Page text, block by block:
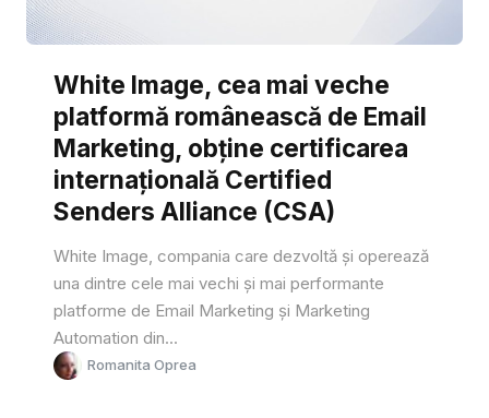
White Image, cea mai veche
platformă românească de Email
Marketing, obține certificarea
internațională Certified
Senders Alliance (CSA)
White Image, compania care dezvoltă și operează
una dintre cele mai vechi și mai performante
platforme de Email Marketing și Marketing
Automation din...
Romanita Oprea